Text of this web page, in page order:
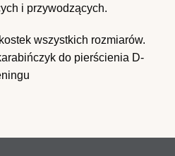
i przywodzących.
wszystkich rozmiarów.
do pierścienia D-